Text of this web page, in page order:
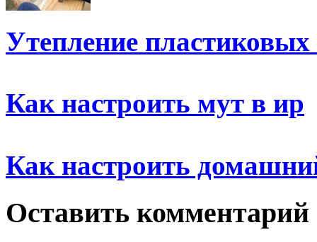
Утепление
Как настроить мут в ир
Как настроить
Оставить комментарий